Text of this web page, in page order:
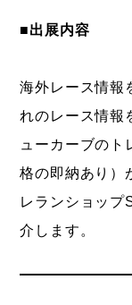
■出展内容
海外レース情報
れのレース情報
ューカーブのト
格の即納あり）
レランショップ
介します。